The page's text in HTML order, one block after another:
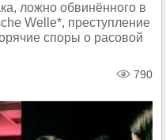
ложно обвинённого в
Welle*, преступление
споры о расовой
790